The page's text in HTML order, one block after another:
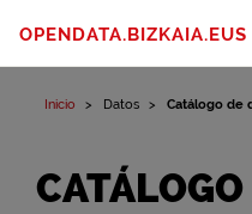
OPENDATA.BIZKAIA.EUS
Inicio Datos Catálogo de